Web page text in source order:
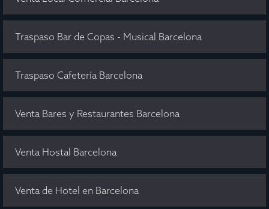
Traspaso Bar de Copas - Musical Barcelona
Traspaso Cafetería Barcelona
Venta Bares y Restaurantes Barcelona
Venta Hostal Barcelona
Venta de Hotel en Barcelona